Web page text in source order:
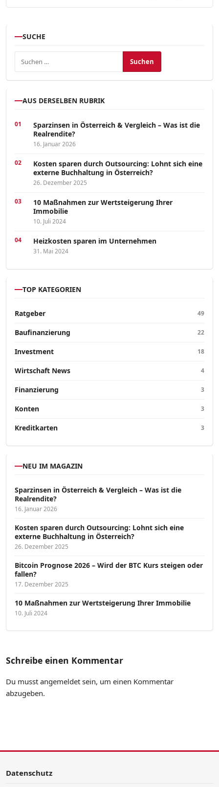
SUCHE
Suchen nach:
AUS DERSELBEN RUBRIK
Sparzinsen in Österreich & Vergleich – Was ist die
Realrendite?
16. Januar 2026
Kosten sparen durch Outsourcing: Lohnt sich eine
externe Buchhaltung in Österreich?
26. Dezember 2025
10 Maßnahmen zur Wertsteigerung Ihrer
Immobilie
10. Juli 2024
Heizkosten sparen im Unternehmen
31. Mai 2024
TOP KATEGORIEN
Ratgeber 49
Baufinanzierung 22
Investment 18
Wirtschaft News 4
Finanzierung 3
Konten 3
Kreditkarten 3
NEU IM MAGAZIN
Sparzinsen in Österreich & Vergleich – Was ist die
Realrendite?
16. Januar 2026
Kosten sparen durch Outsourcing: Lohnt sich eine
externe Buchhaltung in Österreich?
26. Dezember 2025
Bitcoin Prognose 2026 – Wird der BTC Kurs steigen oder
fallen?
17. Dezember 2025
10 Maßnahmen zur Wertsteigerung Ihrer Immobilie
10. Juli 2024
Schreibe einen Kommentar
Du musst angemeldet sein, um einen Kommentar
abzugeben.
Datenschutz